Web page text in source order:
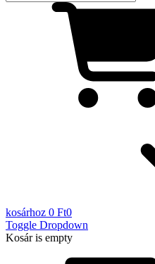
kosárhoz 0 Ft0
Toggle Dropdown
Kosáris empty